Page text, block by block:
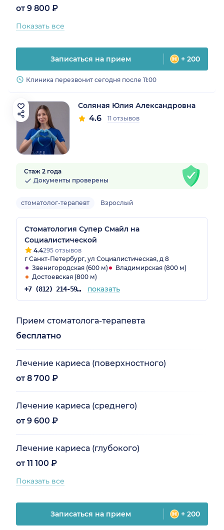
от 9 800 ₽
Показать все
Записаться на прием + 200
Клиника перезвонит сегодня после 11:00
Соляная Юлия Александровна
4.6 11 отзывов
Стаж 2 года
Документы проверены
стоматолог-терапевт Взрослый
Стоматология Супер Смайл на
Социалистической
4.4295 отзывов
г Санкт-Петербург, ул Социалистическая, д 8
Звенигородская (600 м)
Владимирская (800 м)
Достоевская (800 м)
+7 (812) 214-59-31 показать
Прием стоматолога-терапевта
бесплатно
Лечение кариеса (поверхностного)
от 8 700 ₽
Лечение кариеса (среднего)
от 9 600 ₽
Лечение кариеса (глубокого)
от 11 100 ₽
Показать все
Записаться на прием + 200